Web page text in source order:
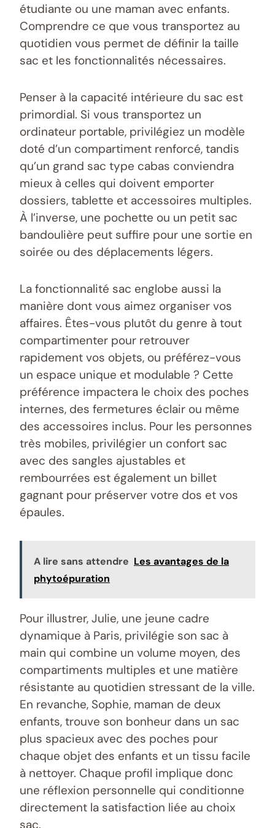
étudiante ou une maman avec enfants.
Comprendre ce que vous transportez au
quotidien vous permet de définir la taille
sac et les fonctionnalités nécessaires.
Penser à la capacité intérieure du sac est
primordial. Si vous transportez un
ordinateur portable, privilégiez un modèle
doté d’un compartiment renforcé, tandis
qu’un grand sac type cabas conviendra
mieux à celles qui doivent emporter
dossiers, tablette et accessoires multiples.
À l’inverse, une pochette ou un petit sac
bandoulière peut suffire pour une sortie en
soirée ou des déplacements légers.
La fonctionnalité sac englobe aussi la
manière dont vous aimez organiser vos
affaires. Êtes-vous plutôt du genre à tout
compartimenter pour retrouver
rapidement vos objets, ou préférez-vous
un espace unique et modulable ? Cette
préférence impactera le choix des poches
internes, des fermetures éclair ou même
des accessoires inclus. Pour les personnes
très mobiles, privilégier un confort sac
avec des sangles ajustables et
rembourrées est également un billet
gagnant pour préserver votre dos et vos
épaules.
A lire sans attendre Les avantages de la
phytoépuration
Pour illustrer, Julie, une jeune cadre
dynamique à Paris, privilégie son sac à
main qui combine un volume moyen, des
compartiments multiples et une matière
résistante au quotidien stressant de la ville.
En revanche, Sophie, maman de deux
enfants, trouve son bonheur dans un sac
plus spacieux avec des poches pour
chaque objet des enfants et un tissu facile
à nettoyer. Chaque profil implique donc
une réflexion personnelle qui conditionne
directement la satisfaction liée au choix
sac.